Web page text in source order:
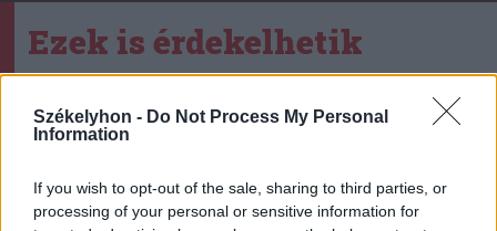
Székelyhon - Do Not Process My Personal
Information
If you wish to opt-out of the sale, sharing to third parties, or
processing of your personal or sensitive information for
Ezek is érdekelhetik
Székelyhon
balesetre a csíkszeredai